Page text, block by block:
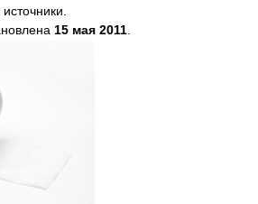
15 мая 2011